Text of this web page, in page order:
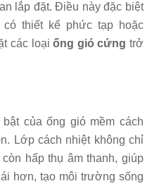
lắp đặt. Điều này đặc biệt
thiết kế phức tạp hoặc
các loạiống gió cứng trở
của ống gió mềm cách
Lớp cách nhiệt không chỉ
hấp thụ âm thanh, giúp
hơn, tạo môi trường sống